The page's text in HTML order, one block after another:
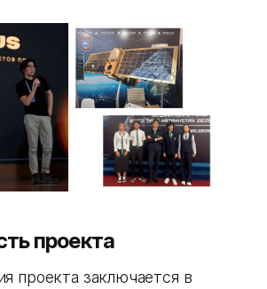
проекта
проекта заключается в